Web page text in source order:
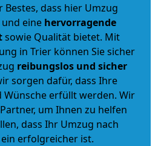
Bestes, dass hier Umzug
und eine hervorragende
sowie Qualität bietet. Mit
in Trier können Sie sicher
reibungslos und sicher
sorgen dafür, dass Ihre
erfüllt werden. Wir
um Ihnen zu helfen
dass Ihr Umzug nach
erfolgreicher ist.